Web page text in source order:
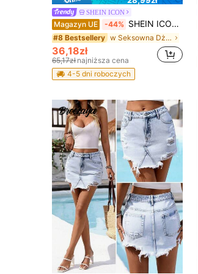
SHEIN ICON
Magazyn UE -44% SHEIN ICON Letni seksowny top typu halter z odkrytymi plecami
#8 Bestsellery w Seksowna Dżinsy damskie
36,18zł
65,17zł najniższa cena
4-5 dni roboczych